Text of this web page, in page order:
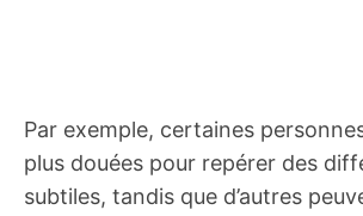
Par exemple, certaines
plus douées pour repérer des
subtiles, tandis que d’autres